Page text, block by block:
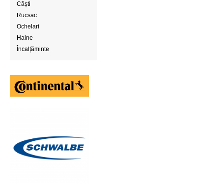
Căști
Rucsac
Ochelari
Haine
Încalțăminte